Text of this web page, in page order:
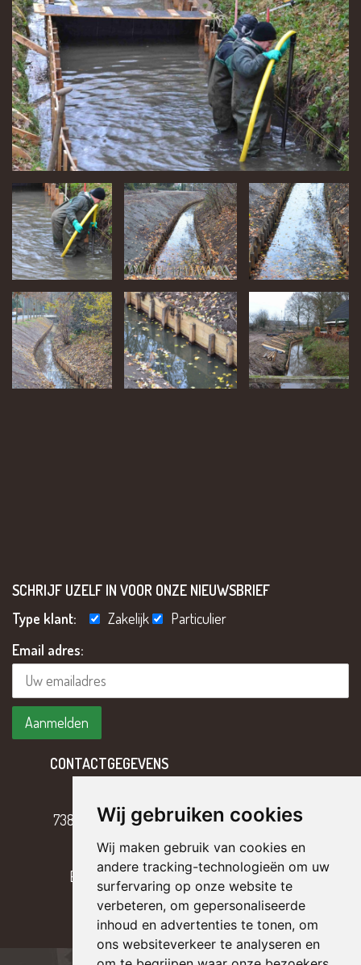
Wij gebruiken cookies
Wij maken gebruik van cookies en
andere tracking-technologieën om uw
surfervaring op onze website te
verbeteren, om gepersonaliseerde
inhoud en advertenties te tonen, om
ons websiteverkeer te analyseren en
SCHRIJF UZELF IN VOOR ONZE NIEUWSBRIEF
Type klant:
Zakelijk
Particulier
Email adres:
CONTACTGEGEVENS
7382 BH Klarenbeek
055 – 301 17 43
E
info@tterriele.nl